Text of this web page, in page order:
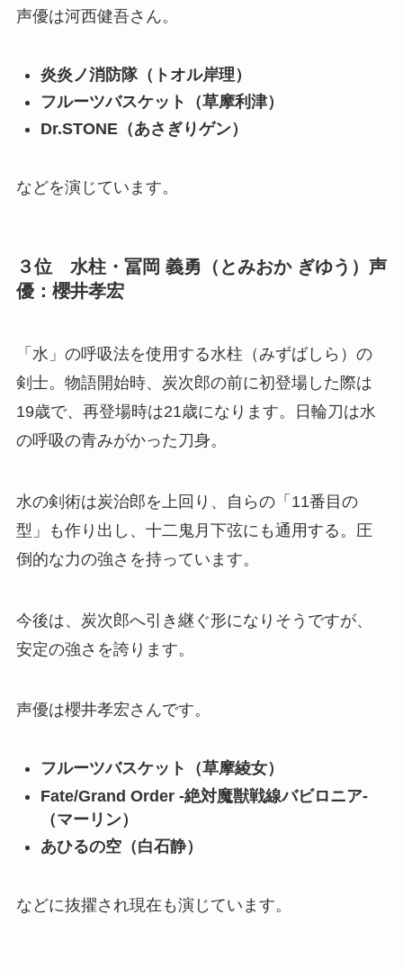
声優は河西健吾さん。
炎炎ノ消防隊（トオル岸理）
フルーツバスケット（草摩利津）
Dr.STONE（あさぎりゲン）
などを演じています。
３位 水柱・冨岡 義勇（とみおか ぎゆう）声
優：櫻井孝宏
「水」の呼吸法を使用する水柱（みずばしら）の
剣士。物語開始時、炭次郎の前に初登場した際は
19歳で、再登場時は21歳になります。日輪刀は水
の呼吸の青みがかった刀身。
水の剣術は炭治郎を上回り、自らの「11番目の
型」も作り出し、十二鬼月下弦にも通用する。圧
倒的な力の強さを持っています。
今後は、炭次郎へ引き継ぐ形になりそうですが、
安定の強さを誇ります。
声優は櫻井孝宏さんです。
フルーツバスケット（草摩綾女）
Fate/Grand Order -絶対魔獣戦線バビロニア-
（マーリン）
あひるの空（白石静）
などに抜擢され現在も演じています。